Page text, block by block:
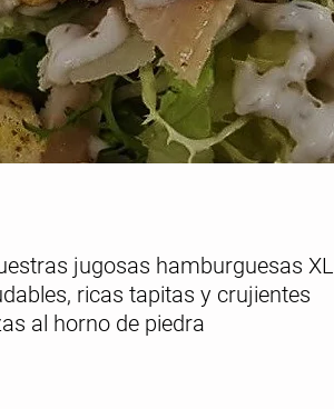
jugosas hamburguesas
ricas tapitas y crujientes
al horno de piedra